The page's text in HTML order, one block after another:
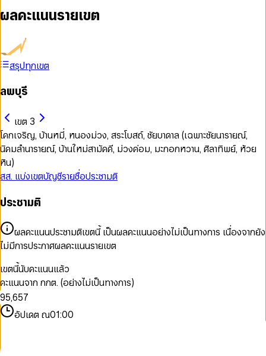
ผลคะแนนรายเขต
สรุปทุกเขต
ลพบุรี
เขต 3
โคกเจริญ, บ้านหมี่, หนองม่วง, สระโบสถ์, ชัยบาดาล (เฉพาะชัยนารายณ์,
นิคมลำนารายณ์, บ้านใหม่สามัคคี, ม่วงค่อม, มะกอกหวาน, ศิลาทิพย์, ห้วย
หิน)
สส. แบ่งเขตบัญชีรายชื่อประชามติ
ประชามติ
ผลคะแนนประชามติเขตนี้ เป็นผลคะแนนอย่างไม่เป็นทางการ เนื่องจากยัง
ไม่มีการประกาศผลคะแนนรายเขต
เขตนี้นับคะแนนแล้ว
คะแนนจาก กกต. (อย่างไม่เป็นทางการ)
0
1
2
3
4
5
6
7
8
9
0
1
2
3
4
5
6
7
,
0
1
2
3
4
5
6
7
8
0
1
2
3
4
5
6
7
1
2
3
4
5
6
7
8
9
อัปเดต ณ01:00